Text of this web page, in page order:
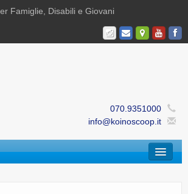
Famiglie, Disabili e Giovani
070.9351000
info@koinoscoop.it